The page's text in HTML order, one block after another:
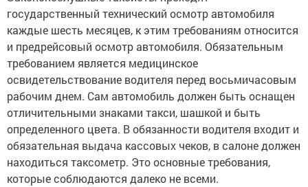
государственный технический осмотр автомобиля
каждые шесть месяцев, к этим требованиям относится
и предрейсовый осмотр автомобиля. Обязательным
требованием является медицинское
освидетельствование водителя перед восьмичасовым
рабочим днем. Сам автомобиль должен быть оснащен
отличительными знаками такси, шашкой и быть
определенного цвета. В обязанности водителя входит и
обязательная выдача кассовых чеков, в салоне должен
находиться таксометр. Это основные требования,
которые соблюдаются далеко не всеми.